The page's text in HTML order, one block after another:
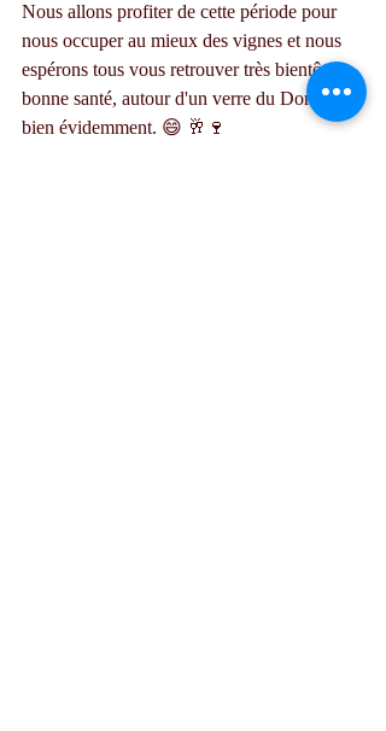
Nous allons profiter de cette période pour
nous occuper au mieux des vignes et nous
espérons tous vous retrouver très bientôt en
bonne santé, autour d'un verre du Domaine
bien évidemment. 😄 🥂🍷